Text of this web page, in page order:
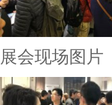
展会现场图片